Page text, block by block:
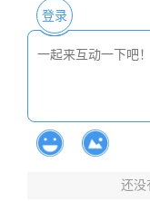
登录
还没